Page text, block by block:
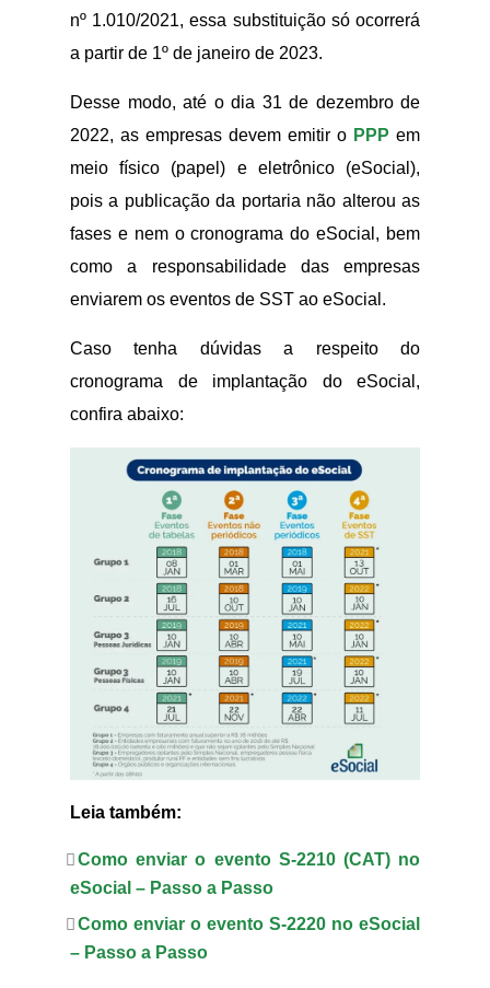
nº 1.010/2021, essa substituição só ocorrerá
a partir de 1º de janeiro de 2023.
Desse modo, até o dia 31 de dezembro de
2022, as empresas devem emitir o PPP em
meio físico (papel) e eletrônico (eSocial),
pois a publicação da portaria não alterou as
fases e nem o cronograma do eSocial, bem
como a responsabilidade das empresas
enviarem os eventos de SST ao eSocial.
Caso tenha dúvidas a respeito do
cronograma de implantação do eSocial,
confira abaixo:
Leia também:
Como enviar o evento S-2210 (CAT) no
eSocial – Passo a Passo
Como enviar o evento S-2220 no eSocial
– Passo a Passo